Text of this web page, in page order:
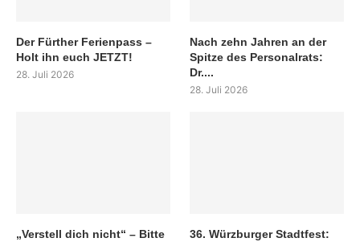
Der Fürther Ferienpass –
Holt ihn euch JETZT!
28. Juli 2026
Nach zehn Jahren an der
Spitze des Personalrats:
Dr....
28. Juli 2026
„Verstell dich nicht“ – Bitte
36. Würzburger Stadtfest: